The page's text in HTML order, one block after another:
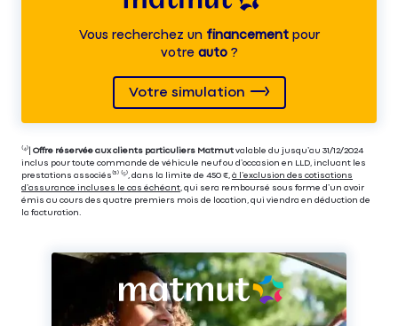
Vous recherchez unfinancementpour
votre auto?
Votre simulation
⁽⁴⁾| Offre réservée aux clients particuliers Matmut valable du jusqu’au 31/12/2024
inclus pour toute commande de véhicule neuf ou d’occasion en LLD, incluant les
prestations associés⁽³⁾ ⁽⁵⁾, dans la limite de 450 €, à l’exclusion des cotisations
d’assurance incluses le cas échéant , qui sera remboursé sous forme d’un avoir
émis au cours des quatre premiers mois de location, qui viendra en déduction de
la facturation.